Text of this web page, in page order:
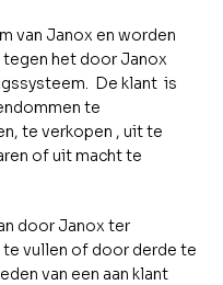
van Janox en worden
tegen het door Janox
De klant is
te
te verkopen , uit te
of uit macht te
door Janox ter
vullen of door derde te
van een aan klant